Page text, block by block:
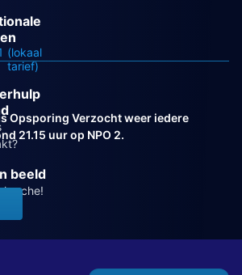
(lokaal
tarief)
beeld
Opsporing Verzocht weer iedere
21.15 uur op NPO 2.